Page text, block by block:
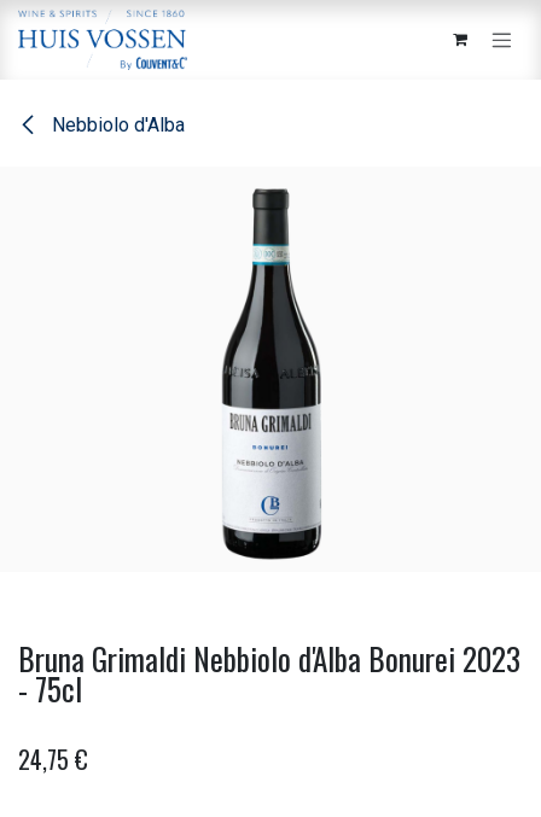
Overslaan naar inhoud
Nebbiolo d'Alba
Bruna Grimaldi Nebbiolo d'Alba Bonurei 2023
- 75cl
24,75 €